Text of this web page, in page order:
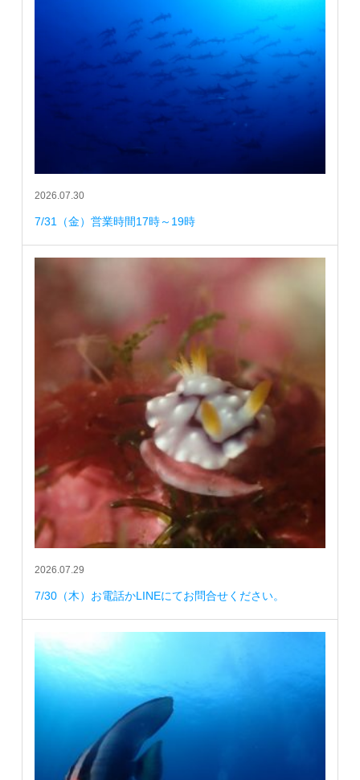
2026.07.30
7/31（金）営業時間17時～19時
2026.07.29
7/30（木）お電話かLINEにてお問合せください。